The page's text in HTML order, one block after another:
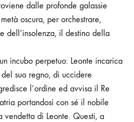
dalle profonde galassie
oscura, per orchestrare,
dell’insolenza, il destino della
incubo perpetuo: Leonte incarica
suo regno, di uccidere
l’ordine ed avvisa il Re
portandosi con sé il nobile
di Leonte. Questi, a